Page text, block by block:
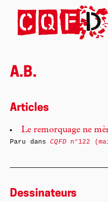
A.B.
Articles
Le remorquage ne
Paru dansCQFDn°122
Dessinateurs